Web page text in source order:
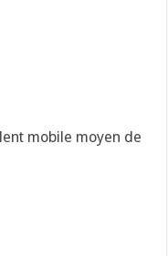
mobile moyen de